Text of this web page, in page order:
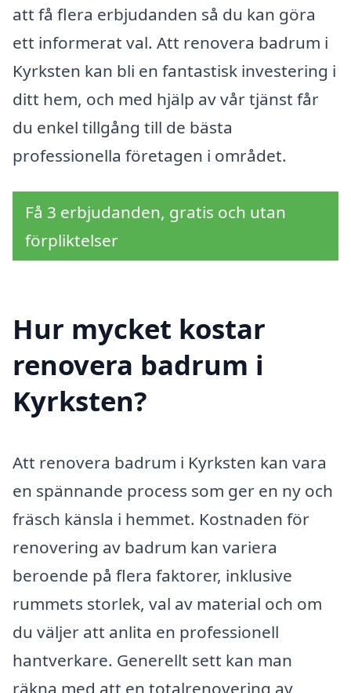
att få flera erbjudanden så du kan göra
ett informerat val. Att renovera badrum i
Kyrksten kan bli en fantastisk investering i
ditt hem, och med hjälp av vår tjänst får
du enkel tillgång till de bästa
professionella företagen i området.
Få 3 erbjudanden, gratis och utan
förpliktelser
Hur mycket kostar
renovera badrum i
Kyrksten?
Att renovera badrum i Kyrksten kan vara
en spännande process som ger en ny och
fräsch känsla i hemmet. Kostnaden för
renovering av badrum kan variera
beroende på flera faktorer, inklusive
rummets storlek, val av material och om
du väljer att anlita en professionell
hantverkare. Generellt sett kan man
räkna med att en totalrenovering av